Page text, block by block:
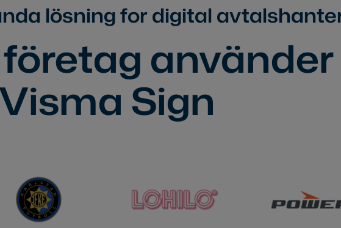
lösning for digital
företag
Visma Sign